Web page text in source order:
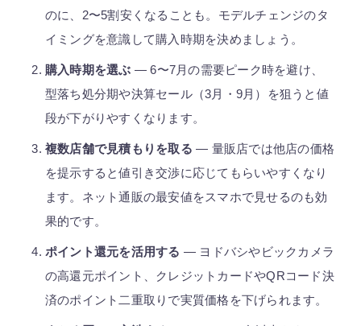
のに、2〜5割安くなることも。モデルチェンジのタ
イミングを意識して購入時期を決めましょう。
購入時期を選ぶ — 6〜7月の需要ピーク時を避け、
型落ち処分期や決算セール（3月・9月）を狙うと値
段が下がりやすくなります。
複数店舗で見積もりを取る — 量販店では他店の価格
を提示すると値引き交渉に応じてもらいやすくなり
ます。ネット通販の最安値をスマホで見せるのも効
果的です。
ポイント還元を活用する — ヨドバシやビックカメラ
の高還元ポイント、クレジットカードやQRコード決
済のポイント二重取りで実質価格を下げられます。